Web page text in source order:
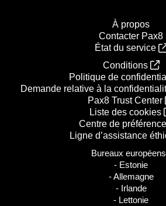
À propos
Contacter Pax8
État du service
Conditions
Politique de
Demande relative à la
Pax8 Trust Center
Liste des cookies
Centre de
Ligne d’assistance
Bureaux
- Estonie
- Allemagne
- Irlande
- Lettonie